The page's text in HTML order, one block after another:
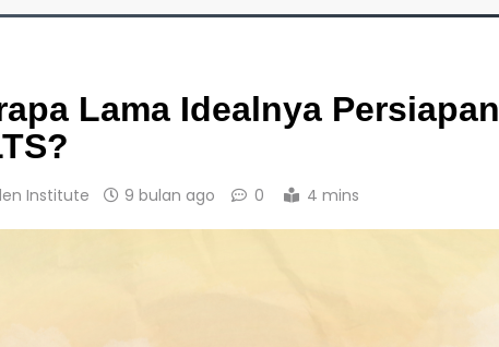
Lama Idealnya Persiapan
Institute 9 bulan ago 0 4 mins